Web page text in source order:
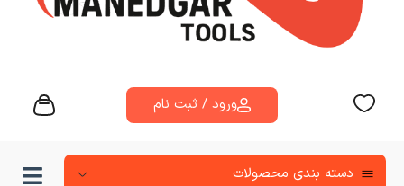
ورود / ثبت نام
دسته‌ بندی محصولات